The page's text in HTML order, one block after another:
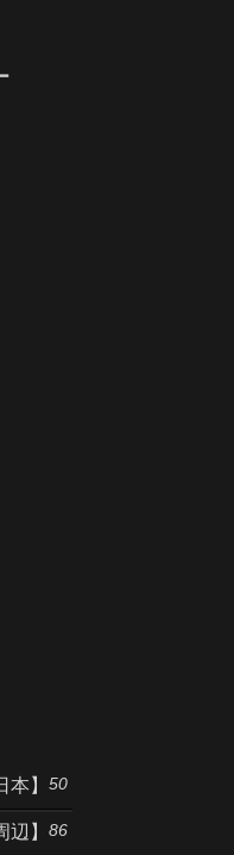
】 50
】 86